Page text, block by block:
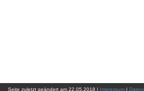
Seite zuletzt geändert am 22.05.2018 | Impressum |